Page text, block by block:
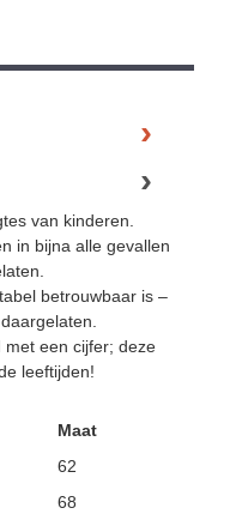
van kinderen.
in bijna alle gevallen
betrouwbaar is –
een cijfer; deze
leeftijden!
Maat
62
68